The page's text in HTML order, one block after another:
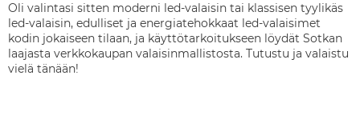
Oli valintasi sitten moderni led-valaisin tai klassisen tyylikäs
led-valaisin, edulliset ja energiatehokkaat led-valaisimet
kodin jokaiseen tilaan, ja käyttötarkoitukseen löydät Sotkan
laajasta verkkokaupan valaisinmallistosta. Tutustu ja valaistu
vielä tänään!